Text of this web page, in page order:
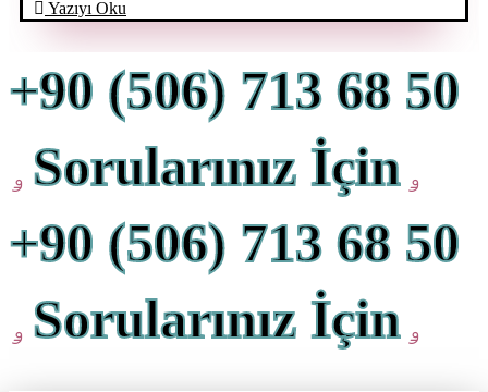
Yazıyı Oku
+90 (506) 713 68 50
Sorularınız İçin
+90 (506) 713 68 50
Sorularınız İçin